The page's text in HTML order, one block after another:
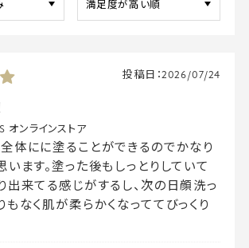
投稿日：2026/07/24
オンラインストア
体にに塗ることができるのでかなり
います。塗った後もしっとりしていて
出来てる感じがするし、次の日顔洗っ
もなく肌が柔らかくなっててびっくり